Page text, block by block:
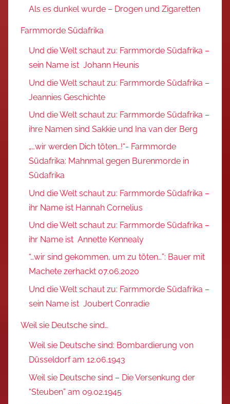
Als es dunkel wurde – Drogen und Zigaretten
Farmmorde Südafrika
Und die Welt schaut zu: Farmmorde Südafrika –
sein Name ist Johann Heunis
Und die Welt schaut zu: Farmmorde Südafrika –
Jeannies Geschichte
Und die Welt schaut zu: Farmmorde Südafrika –
ihre Namen sind Sakkie und Ina van der Berg
„…wir werden Dich töten…!“- Farmmorde
Südafrika: Mahnmal gegen Burenmorde in
Südafrika
Und die Welt schaut zu: Farmmorde Südafrika –
ihr Name ist Hannah Cornelius
Und die Welt schaut zu: Farmmorde Südafrika –
ihr Name ist Annette Kennealy
“…wir sind gekommen, um zu töten…”: Bauer mit
Machete zerhackt 07.06.2020
Und die Welt schaut zu: Farmmorde Südafrika –
sein Name ist Joubert Conradie
Weil sie Deutsche sind…
Weil sie Deutsche sind: Bombardierung von
Düsseldorf am 12.06.1943
Weil sie Deutsche sind – Die Versenkung der
“Steuben” am 09.02.1945